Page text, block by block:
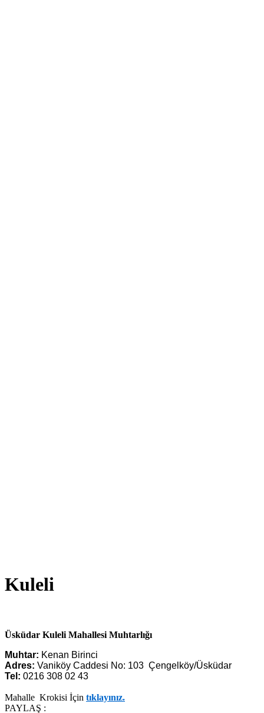
Kuleli
Üsküdar Kuleli Mahallesi Muhtarlığı
Muhtar: Kenan Birinci
Adres: Vaniköy Caddesi No: 103 Çengelköy/Üsküdar
Tel: 0216 308 02 43
Mahalle Krokisi İçin tıklayınız.
PAYLAŞ :